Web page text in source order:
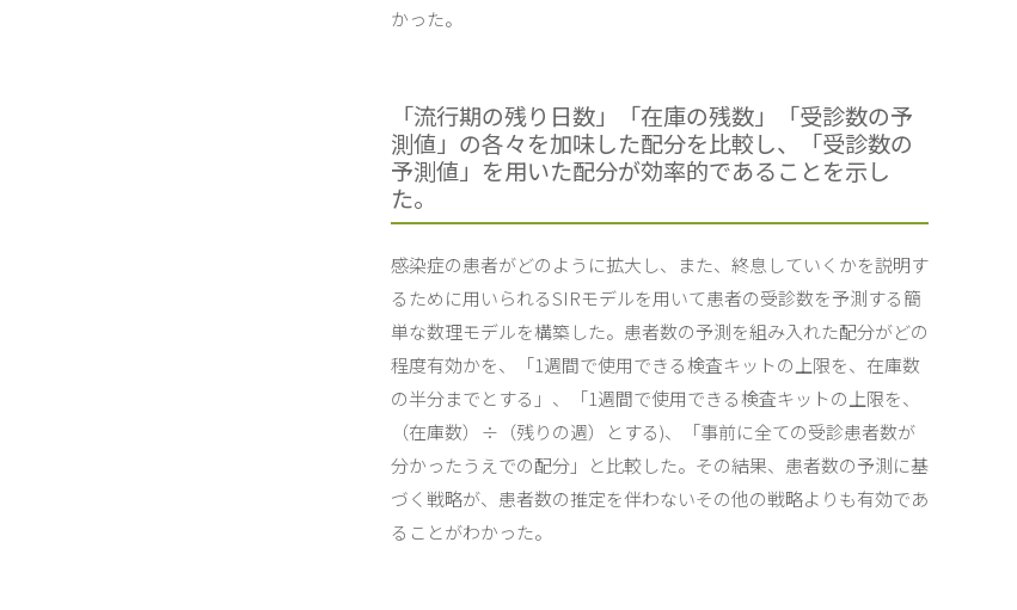
かった。
「流行期の残り日数」「在庫の残数」「受診数の予
測値」の各々を加味した配分を比較し、「受診数の
予測値」を用いた配分が効率的であることを示し
た。
感染症の患者がどのように拡大し、また、終息していくかを説明す
るために用いられるSIRモデルを用いて患者の受診数を予測する簡
単な数理モデルを構築した。患者数の予測を組み入れた配分がどの
程度有効かを、「1週間で使用できる検査キットの上限を、在庫数
の半分までとする」、「1週間で使用できる検査キットの上限を、
（在庫数）÷（残りの週）とする)、「事前に全ての受診患者数が
分かったうえでの配分」と比較した。その結果、患者数の予測に基
づく戦略が、患者数の推定を伴わないその他の戦略よりも有効であ
ることがわかった。